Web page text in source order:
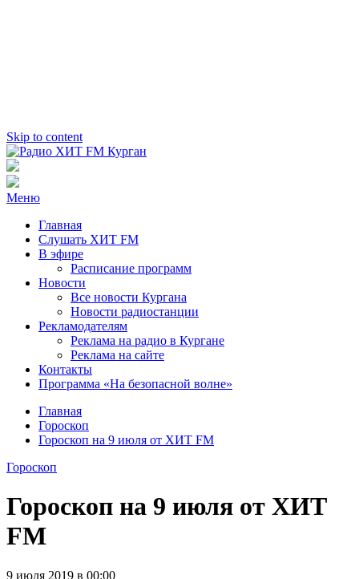
Skip to content
Радио ХИТ FM Курган
103.2 FM
Меню
Главная
Слушать ХИТ FM
В эфире
Расписание программ
Новости
Все новости Кургана
Новости радиостанции
Рекламодателям
Реклама на радио в Кургане
Реклама на сайте
Контакты
Программа «На безопасной волне»
Главная
Гороскоп
Гороскоп на 9 июля от ХИТ FM
Гороскоп
Гороскоп на 9 июля от ХИТ
FM
9 июля 2019 в 00:00